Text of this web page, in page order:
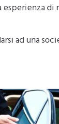
di
ad una